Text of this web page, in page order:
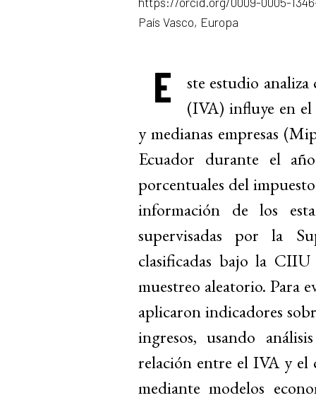
País Vasco, Europa
E
ste estudio
(IVA) influye en el
y medianas empresas
Ecuador durante el
porcentuales del
información de los
supervisadas por la
clasificadas bajo la CIIU
muestreo aleatorio. Para
aplicaron indicadores
ingresos, usando
relación entre el IVA y el
mediante modelos